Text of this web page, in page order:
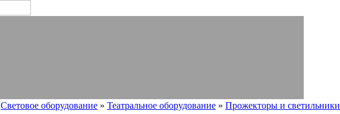
Световое оборудование » Театральное оборудование » Прожекторы и светильники